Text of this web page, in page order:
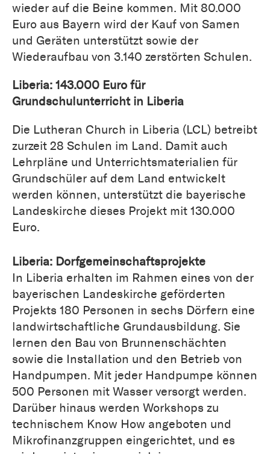
wieder auf die Beine kommen. Mit 80.000
Euro aus Bayern wird der Kauf von Samen
und Geräten unterstützt sowie der
Wiederaufbau von 3.140 zerstörten Schulen.
Liberia: 143.000 Euro für
Grundschulunterricht in Liberia
Die Lutheran Church in Liberia (LCL) betreibt
zurzeit 28 Schulen im Land. Damit auch
Lehrpläne und Unterrichtsmaterialien für
Grundschüler auf dem Land entwickelt
werden können, unterstützt die bayerische
Landeskirche dieses Projekt mit 130.000
Euro.
Liberia: Dorfgemeinschaftsprojekte
In Liberia erhalten im Rahmen eines von der
bayerischen Landeskirche geförderten
Projekts 180 Personen in sechs Dörfern eine
landwirtschaftliche Grundausbildung. Sie
lernen den Bau von Brunnenschächten
sowie die Installation und den Betrieb von
Handpumpen. Mit jeder Handpumpe können
500 Personen mit Wasser versorgt werden.
Darüber hinaus werden Workshops zu
technischem Know How angeboten und
Mikrofinanzgruppen eingerichtet, und es